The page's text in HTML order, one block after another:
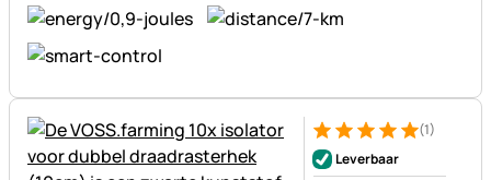
Beoordeling: 5 van 5 (1
1 Bewertung
(1)
Leverbaar